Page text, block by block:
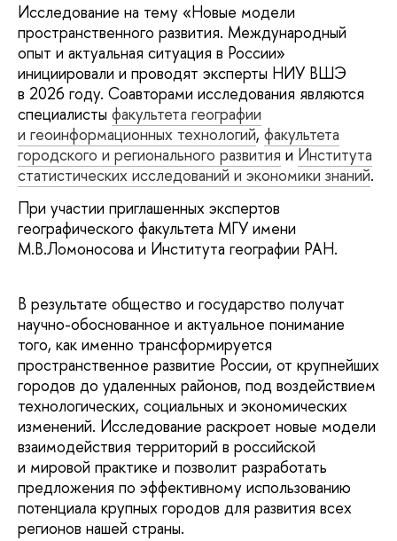
Исследование на тему «Новые модели
пространственного развития. Международный
опыт и актуальная ситуация в России»
инициировали и проводят эксперты НИУ ВШЭ
в 2026 году. Соавторами исследования являются
специалисты факультета географии
и геоинформационных технологий, факультета
городского и регионального развития и Института
статистических исследований и экономики знаний.
При участии приглашенных экспертов
географического факультета МГУ имени
М.В.Ломоносова и Института географии РАН.
В результате общество и государство получат
научно-обоснованное и актуальное понимание
того, как именно трансформируется
пространственное развитие России, от крупнейших
городов до удаленных районов, под воздействием
технологических, социальных и экономических
изменений. Исследование раскроет новые модели
взаимодействия территорий в российской
и мировой практике и позволит разработать
предложения по эффективному использованию
потенциала крупных городов для развития всех
регионов нашей страны.